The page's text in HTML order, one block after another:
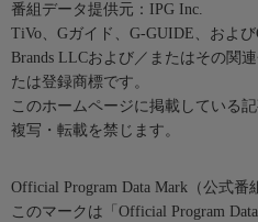
番組データ提供元：IPG Inc.
TiVo、Gガイド、G-GUIDE、およ
Brands LLCおよび／またはその関
たは登録商標です。
このホームページに掲載している
複写・転載を禁じます。
Official Program Data Mark（公式番
このマークは「Official Program